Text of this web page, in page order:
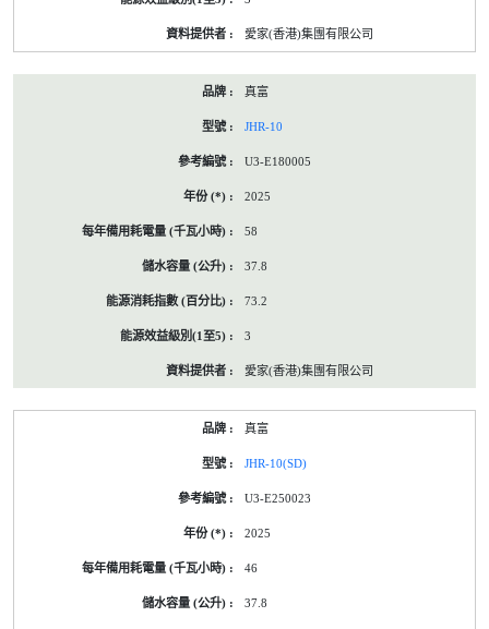
愛家(香港)集團有限公司
真富
JHR-10
U3-E180005
2025
58
37.8
73.2
3
愛家(香港)集團有限公司
真富
JHR-10(SD)
U3-E250023
2025
46
37.8